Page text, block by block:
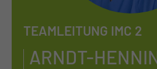
TEAMLEITUNG IMC 2
ARNDT-